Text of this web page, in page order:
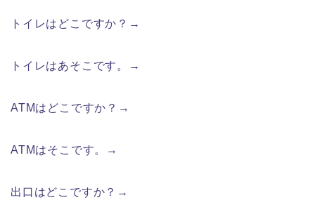
トイレはどこですか？→
トイレはあそこです。→
ATMはどこですか？→
ATMはそこです。→
出口はどこですか？→